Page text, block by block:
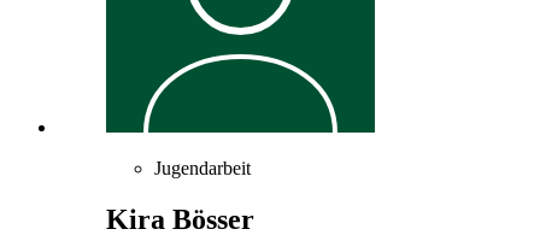
Jugendarbeit
Kira Bösser